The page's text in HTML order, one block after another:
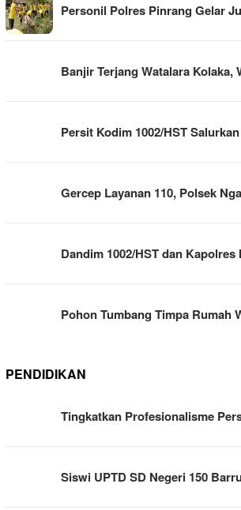
Personil Polres Pinrang Gelar
Banjir Terjang Watalara Kolaka,
Persit Kodim 1002/HST
Gercep Layanan 110, Polsek
Dandim 1002/HST dan
Pohon Tumbang Timpa Rumah
PENDIDIKAN
Tingkatkan Profesionalisme
Siswi UPTD SD Negeri 150